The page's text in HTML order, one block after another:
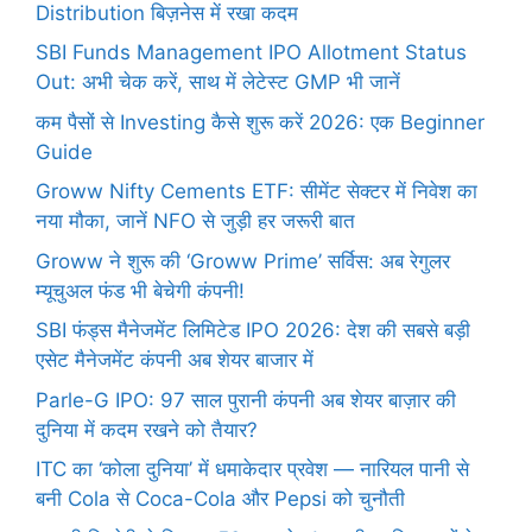
Distribution बिज़नेस में रखा कदम
SBI Funds Management IPO Allotment Status
Out: अभी चेक करें, साथ में लेटेस्ट GMP भी जानें
कम पैसों से Investing कैसे शुरू करें 2026: एक Beginner
Guide
Groww Nifty Cements ETF: सीमेंट सेक्टर में निवेश का
नया मौका, जानें NFO से जुड़ी हर जरूरी बात
Groww ने शुरू की ‘Groww Prime’ सर्विस: अब रेगुलर
म्यूचुअल फंड भी बेचेगी कंपनी!
SBI फंड्स मैनेजमेंट लिमिटेड IPO 2026: देश की सबसे बड़ी
एसेट मैनेजमेंट कंपनी अब शेयर बाजार में
Parle-G IPO: 97 साल पुरानी कंपनी अब शेयर बाज़ार की
दुनिया में कदम रखने को तैयार?
ITC का ‘कोला दुनिया’ में धमाकेदार प्रवेश — नारियल पानी से
बनी Cola से Coca-Cola और Pepsi को चुनौती